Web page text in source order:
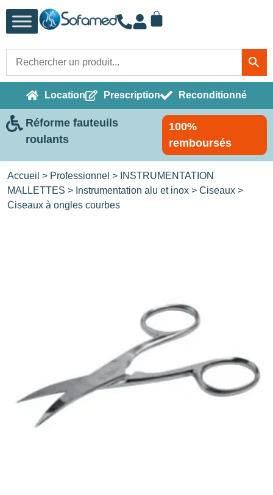
Location Prescription Reconditionné
Réforme fauteuils
roulants
100%
remboursés
Accueil > Professionnel > INSTRUMENTATION
MALLETTES > Instrumentation alu et inox > Ciseaux >
Ciseaux à ongles courbes